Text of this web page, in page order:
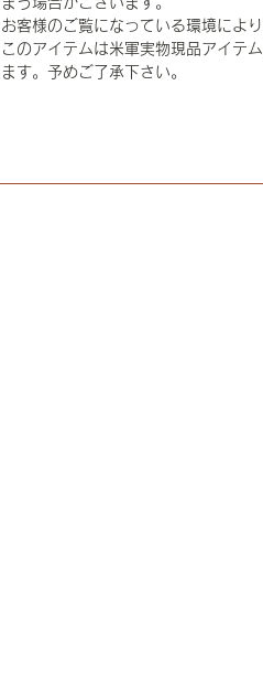
お客様のご覧になっている環境によ
このアイテムは米軍実物現品アイテ
ます。予めご了承下さい。